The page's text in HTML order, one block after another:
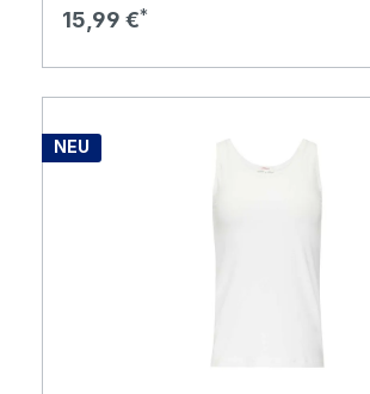
Regulärer Preis:
15,99 €
NEU